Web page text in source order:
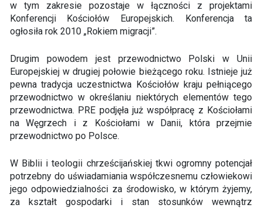
w tym zakresie pozostaje w łączności z projektami
Konferencji Kościołów Europejskich. Konferencja ta
ogłosiła rok 2010 „Rokiem migracji”.
Drugim powodem jest przewodnictwo Polski w Unii
Europejskiej w drugiej połowie bieżącego roku. Istnieje już
pewna tradycja uczestnictwa Kościołów kraju pełniącego
przewodnictwo w określaniu niektórych elementów tego
przewodnictwa. PRE podjęła już współpracę z Kościołami
na Węgrzech i z Kościołami w Danii, która przejmie
przewodnictwo po Polsce.
W Biblii i teologii chrześcijańskiej tkwi ogromny potencjał
potrzebny do uświadamiania współczesnemu człowiekowi
jego odpowiedzialności za środowisko, w którym żyjemy,
za kształt gospodarki i stan stosunków wewnątrz